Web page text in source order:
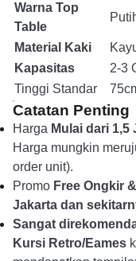
Warna Top
Table
Material Kaki
Kapasitas
2-3
Tinggi Standar
Catatan Penting
Harga Mulai dari 1,5
Harga mungkin
order unit).
Promo Free Ongkir
Jakarta dan
Sangat
Kursi Retro/Eames